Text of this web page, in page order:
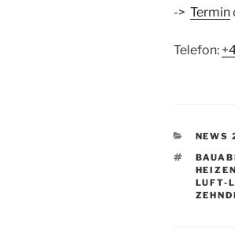
-> Termin
Telefon:
NEWS
LUFT-